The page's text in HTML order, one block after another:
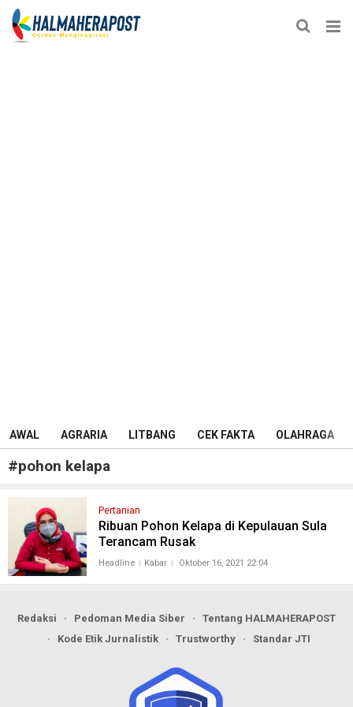
AWAL AGRARIA LITBANG CEK FAKTA OLAHRAGA
#pohon kelapa
Pertanian
Ribuan Pohon Kelapa di Kepulauan Sula
Terancam Rusak
Headline Kabar Oktober 16, 2021 22:04
Redaksi Pedoman Media Siber
Tentang HALMAHERAPOST
Kode Etik Jurnalistik
Trustworthy Standar JTI